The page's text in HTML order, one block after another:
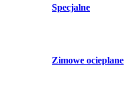
Specjalne
Zimowe ocieplane